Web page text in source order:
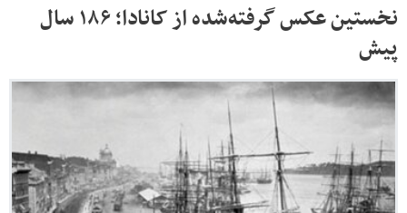
نخستین عکس گرفته‌شده از کانادا؛ ۱۸۶ سال
پیش